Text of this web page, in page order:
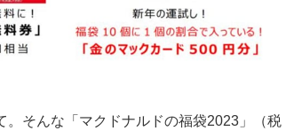
そんな「マクドナルドの福袋2023」（税